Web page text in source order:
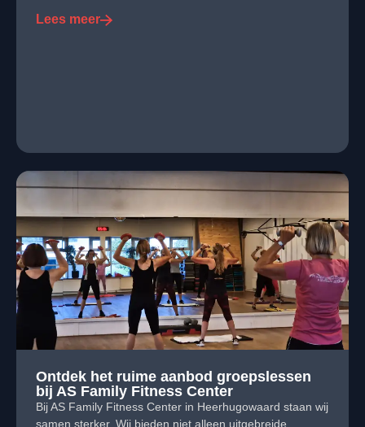
Lees meer
Ontdek het ruime aanbod groepslessen
bij AS Family Fitness Center
Bij AS Family Fitness Center in Heerhugowaard staan wij
samen sterker. Wij bieden niet alleen uitgebreide